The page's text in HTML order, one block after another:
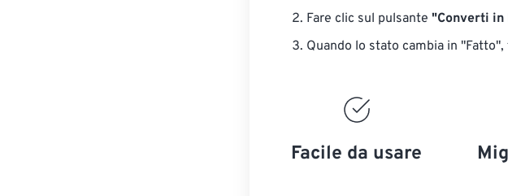
Fare clic sul pulsante "Converti in
Quando lo stato cambia in
Facile da usare